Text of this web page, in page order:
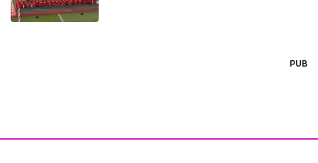
PUB